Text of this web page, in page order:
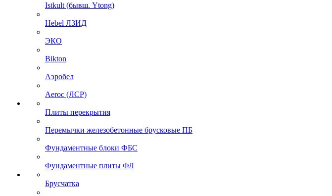
Istkult (бывш. Ytong)
Hebel ЛЗИД
ЭКО
Bikton
Аэробел
Aeroc (ЛСР)
Плиты перекрытия
Перемычки железобетонные брусковые ПБ
Фундаментные блоки ФБС
Фундаментные плиты ФЛ
Брусчатка